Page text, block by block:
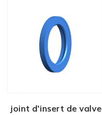
joint d'insert de valve